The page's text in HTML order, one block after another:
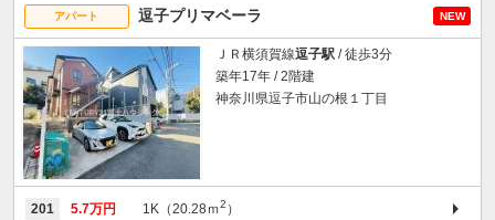
アパート 逗子プリマベーラ NEW
ＪＲ横須賀線逗子駅 / 徒歩3分
築年17年 / 2階建
神奈川県逗子市山の根１丁目
201 5.7万円 1K（20.28ｍ2 ）